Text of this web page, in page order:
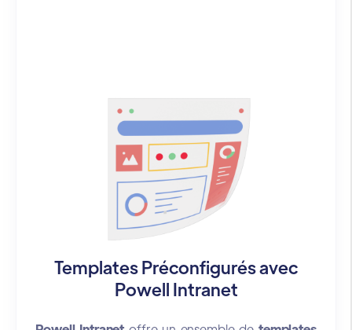
Templates Préconfigurés avec
Powell Intranet